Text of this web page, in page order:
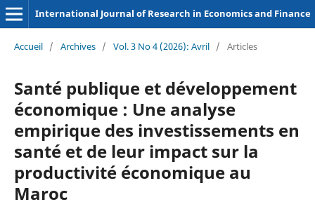
International Journal of Research in Economics and Finance
Accueil / Archives / Vol. 3 No 4 (2026): Avril / Articles
Santé publique et développement
économique : Une analyse
empirique des investissements en
santé et de leur impact sur la
productivité économique au
Maroc